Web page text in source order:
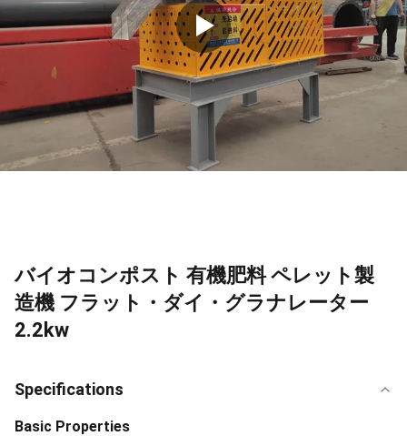
バイオコンポスト 有機肥料 ペレット製
造機 フラット・ダイ・グラナレーター
2.2kw
Specifications
Basic Properties